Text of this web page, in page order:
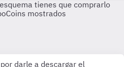
tienes que comprarlo
mostrados
darle a descargar el